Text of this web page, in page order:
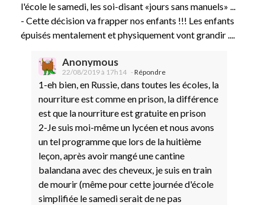
l'école le samedi, les soi-disant «jours sans manuels» ...
- Cette décision va frapper nos enfants !!! Les enfants
épuisés mentalement et physiquement vont grandir ....
Anonymous
22/08/2019 à 17h14 -Répondre
1-eh bien, en Russie, dans toutes les écoles, la
nourriture est comme en prison, la différence
est que la nourriture est gratuite en prison
2-Je suis moi-même un lycéen et nous avons
un tel programme que lors de la huitième
leçon, après avoir mangé une cantine
balandana avec des cheveux, je suis en train
de mourir (même pour cette journée d'école
simplifiée le samedi serait de ne pas